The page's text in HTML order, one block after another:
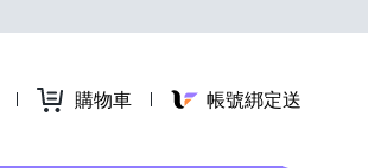
購物車 帳號綁定送